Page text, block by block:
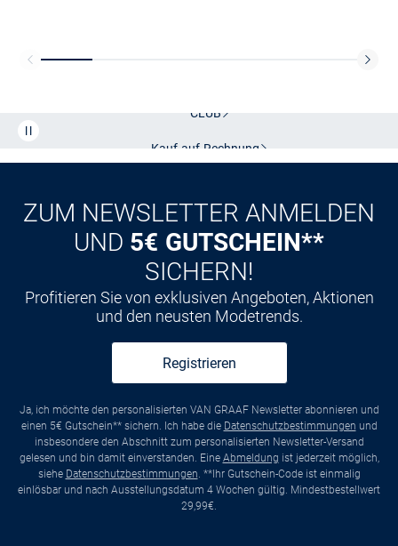
CLUB
Kauf auf Rechnung
ZUM NEWSLETTER ANMELDEN
UND 5€ GUTSCHEIN**
SICHERN!
Profitieren Sie von exklusiven Angeboten, Aktionen
und den neusten Modetrends.
Registrieren
Ja, ich möchte den personalisierten VAN GRAAF Newsletter abonnieren und
einen 5€ Gutschein** sichern. Ich habe die Datenschutzbestimmungen und
insbesondere den Abschnitt zum personalisierten Newsletter-Versand
gelesen und bin damit einverstanden. Eine Abmeldung ist jederzeit möglich,
siehe Datenschutzbestimmungen. **Ihr Gutschein-Code ist einmalig
einlösbar und nach Ausstellungsdatum 4 Wochen gültig. Mindestbestellwert
29,99€.